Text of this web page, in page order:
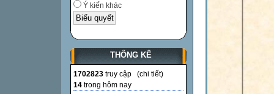
Ý kiến khác
THỐNG KÊ
1702823 truy cập (chi tiết)
14 trong hôm nay